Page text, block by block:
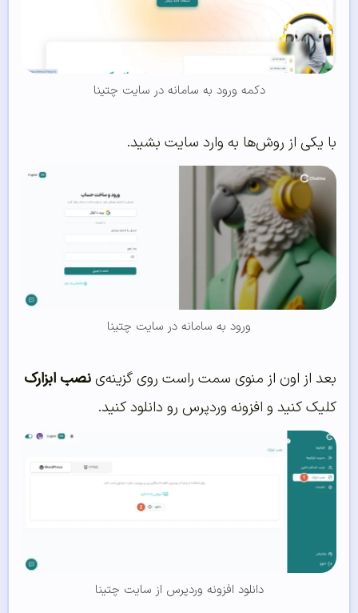
دکمه ورود به سامانه در سایت چتینا
با یکی از روش‌ها به وارد سایت بشید.
ورود به سامانه در سایت چتینا
بعد از اون از منوی سمت راست روی گزینه‌ینصب ابزارک
کلیک کنید و افزونه وردپرس رو دانلود کنید.
دانلود افزونه وردپرس از سایت چتینا